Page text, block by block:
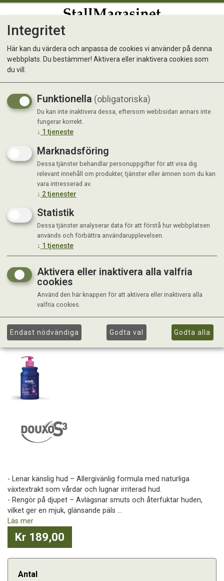
Douxo Spa Itc-Soothing
Schampoo
Hundschampo som lenar känslig hud
- Lenar känslig hud – Allergivänlig formula med naturliga
växtextrakt som vårdar och lugnar irriterad hud.
- Rengör på djupet – Avlägsnar smuts och återfuktar huden,
vilket ger en mjuk, glänsande päls ...
Läs mer
Kr 189,00
Antal
Integritet
Här kan du värdera och anpassa de cookies vi använder på denna
webbplats. Du bestämmer! Aktivera eller inaktivera cookies som
du vill.
Funktionella (obligatoriska)
Du kan inte inaktivera dessa, eftersom webbsidan annars inte
fungerar korrekt.
↓ 1 tjeneste
Marknadsföring
Dessa tjänster behandlar personuppgifter för att visa dig
relevant innehåll om produkter, tjänster eller ämnen som du kan
vara intresserad av.
↓ 2tjenester
Statistik
Dessa tjänster analyserar data för att förstå hur webbplatsen
används och förbättra användarupplevelsen.
↓ 1 tjeneste
Aktivera eller inaktivera alla valfria
cookies
Använd den här knappen för att aktivera eller inaktivera alla
valfria cookies.
Endast nödvändiga Godta val Godta alla